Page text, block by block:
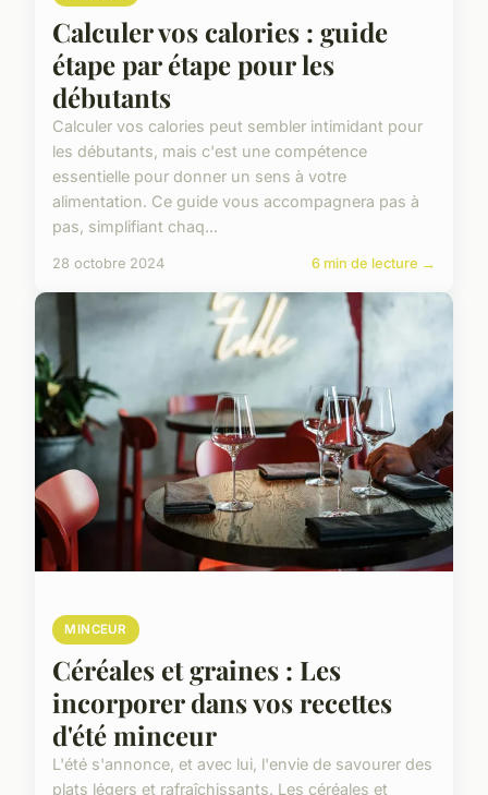
Calculer vos calories : guide
étape par étape pour les
débutants
Calculer vos calories peut sembler intimidant pour
les débutants, mais c'est une compétence
essentielle pour donner un sens à votre
alimentation. Ce guide vous accompagnera pas à
pas, simplifiant chaq...
28 octobre 2024 6 min de lecture →
MINCEUR
Céréales et graines : Les
incorporer dans vos recettes
d'été minceur
L'été s'annonce, et avec lui, l'envie de savourer des
plats légers et rafraîchissants. Les céréales et